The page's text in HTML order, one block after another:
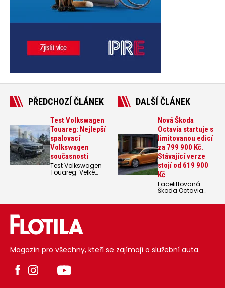
PŘEDCHOZÍ ČLÁNEK
Test Volkswagen
Touareg: Nejlepší
spalovací
Volkswagen
současnosti
Test Volkswagen
Touareg. Velké
zrovna sexy auto.
Touareg je zkrátka
nejlepší současný
Volkswagen se
DALŠÍ ČLÁNEK
Nová Škoda
Octavia startuje s
limitovanou edicí
za 799 900 Kč.
Stávající verze
stojí od 619 900
Kč
Faceliftovaná
Škoda Octavia
v České republice
Magazín pro všechny, kteří se zajímají o služební auta.